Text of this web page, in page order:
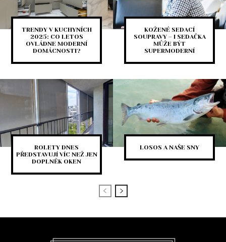
TRENDY V KUCHYNÍCH
2025: CO LETOS
OVLÁDNE MODERNÍ
DOMÁCNOSTI?
KOŽENÉ SEDACÍ
SOUPRAVY – I SEDAČKA
MŮŽE BÝT
SUPERMODERNÍ
ROLETY DNES
PŘEDSTAVUJÍ VÍC NEŽ JEN
DOPLNĚK OKEN
LOSOS A NAŠE SNY